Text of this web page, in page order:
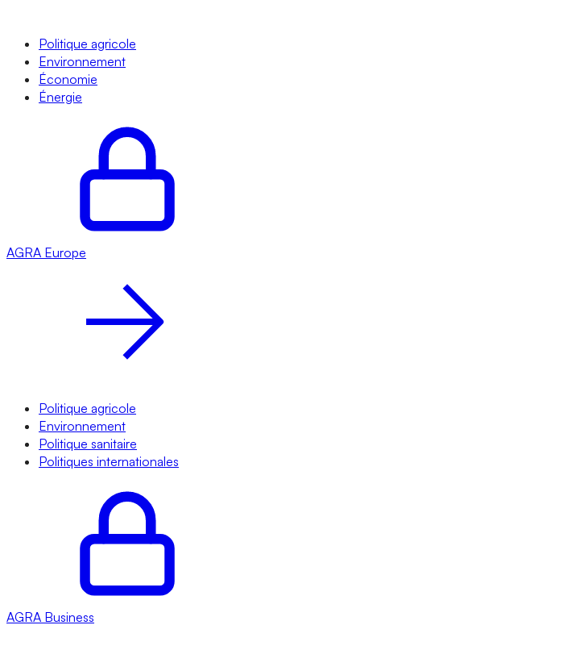
Politique agricole
Environnement
Économie
Énergie
AGRA Europe
Politique agricole
Environnement
Politique sanitaire
Politiques internationales
AGRA Business